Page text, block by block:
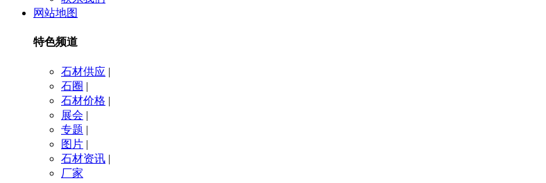
网站地图
特色频道
石材供应 |
石圈 |
石材价格 |
展会 |
专题 |
图片 |
石材资讯 |
厂家